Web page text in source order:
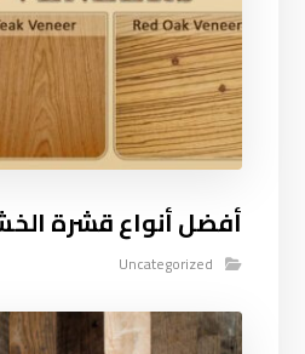
أفضل أنواع قشرة
Uncategorized